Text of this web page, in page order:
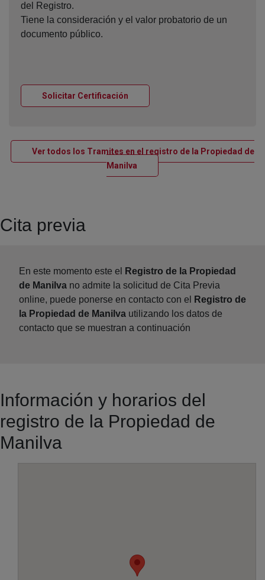
del Registro.
Tiene la consideración y el valor probatorio de un
documento público.
Solicitar Certificación
Ver todos los Tramites en el registro de la Propiedad de
Manilva Ventana nueva
Cita previa
En este momento este el
Registro de la Propiedad
de Manilva no admite la solicitud de Cita Previa
online, puede ponerse en contacto con el
Registro de
la Propiedad de Manilva utilizando los datos de
contacto que se muestran a continuación
Información y horarios del
registro de la Propiedad de
Manilva